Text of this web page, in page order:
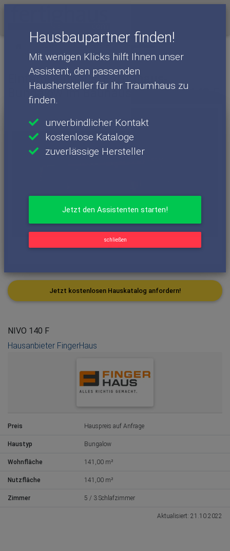
Hausbaupartner finden!
Mit wenigen Klicks hilft Ihnen unser
Assistent, den passenden
Haushersteller für Ihr Traumhaus zu
finden.
unverbindlicher Kontakt
kostenlose Kataloge
zuverlässige Hersteller
Jetzt den Assistenten starten!
schließen
Haushersteller
FingerHaus - Häuser
NIVO 140 F
Einfamilienhaus: Fertighaus-
Bungalow im Bauhausstil - NIVO 140 F
NIVO 140 F
Hausanbieter FingerHaus
Preis Hauspreis auf Anfrage
Haustyp Bungalow
Wohnfläche 141,00 m²
Nutzfläche 141,00 m²
Zimmer 5 / 3 Schlafzimmer
Aktualisiert: 21.10.2022
Jetzt kostenlosen Hauskatalog anfordern!